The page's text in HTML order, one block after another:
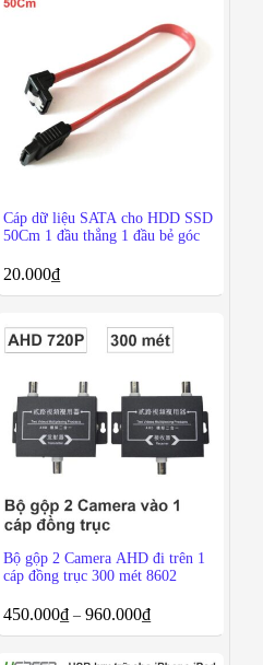
Cáp dữ liệu SATA cho HDD SSD
50Cm 1 đầu thẳng 1 đầu bẻ góc
20.000₫
Bộ gộp 2 Camera AHD đi trên 1
cáp đồng trục 300 mét 8602
450.000₫ –960.000₫